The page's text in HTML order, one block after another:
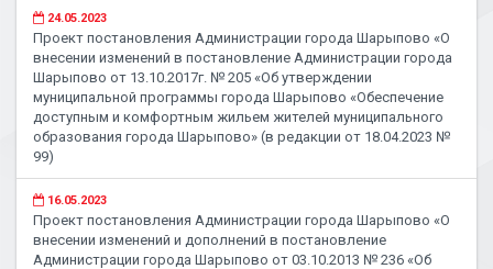
24.05.2023
Проект постановления Администрации города Шарыпово «О
внесении изменений в постановление Администрации города
Шарыпово от 13.10.2017г. № 205 «Об утверждении
муниципальной программы города Шарыпово «Обеспечение
доступным и комфортным жильем жителей муниципального
образования города Шарыпово» (в редакции от 18.04.2023 №
99)
16.05.2023
Проект постановления Администрации города Шарыпово «О
внесении изменений и дополнений в постановление
Администрации города Шарыпово от 03.10.2013 № 236 «Об